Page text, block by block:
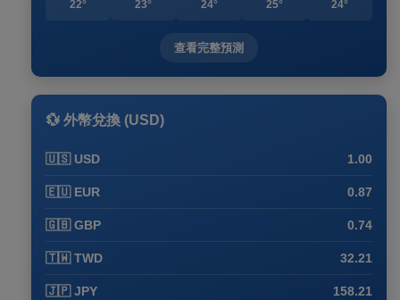
22°
23°
24°
25°
24°
查看完整預測
💱 外幣兌換 (USD)
🇺🇸 USD 1.00
🇪🇺 EUR 0.87
🇬🇧 GBP 0.74
🇹🇼 TWD 32.21
🇯🇵 JPY 158.21